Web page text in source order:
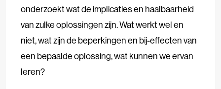
onderzoekt wat de implicaties en haalbaarheid
van zulke oplossingen zijn. Wat werkt wel en
niet, wat zijn de beperkingen en bij-effecten van
een bepaalde oplossing, wat kunnen we ervan
leren?